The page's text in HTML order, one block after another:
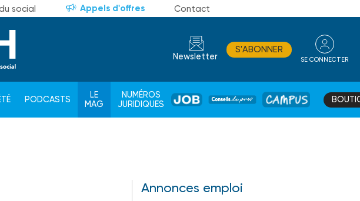
social Appels d'offres Contact
Newsletter
S'ABONNER
SE CONNECTER
PODCASTS
LE
MAG
NUMÉROS
JURIDIQUES
JOB
DE
CAMPUS
Annonces emploi